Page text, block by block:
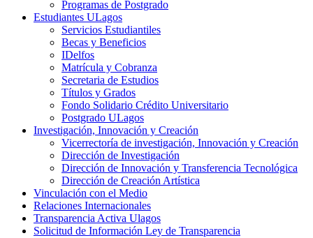
Programas de Postgrado
Estudiantes ULagos
Servicios Estudiantiles
Becas y Beneficios
IDelfos
Matrícula y Cobranza
Secretaria de Estudios
Títulos y Grados
Fondo Solidario Crédito Universitario
Postgrado ULagos
Investigación, Innovación y Creación
Vicerrectoría de investigación, Innovación y Creación
Dirección de Investigación
Dirección de Innovación y Transferencia Tecnológica
Dirección de Creación Artística
Vinculación con el Medio
Relaciones Internacionales
Transparencia Activa Ulagos
Solicitud de Información Ley de Transparencia